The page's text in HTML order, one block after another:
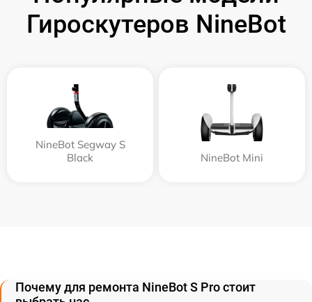
Гироскутеров NineBot
NineBot Segway S
Black
NineBot Mini
Почему для ремонта NineBot S Pro стоит